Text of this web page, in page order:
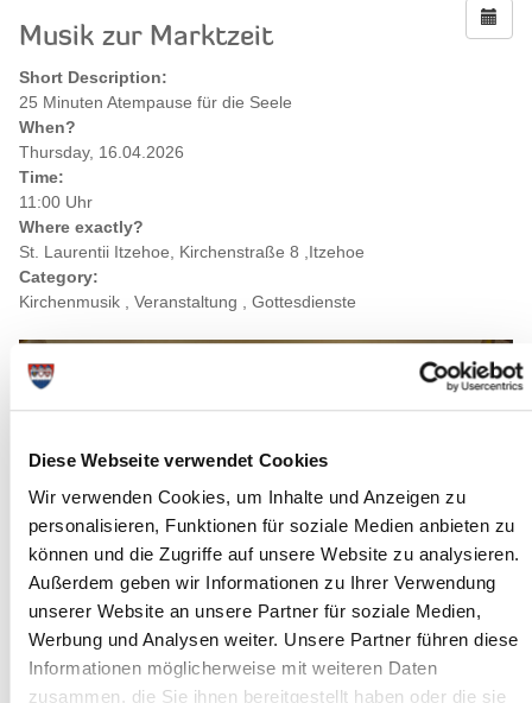
Diese Webseite verwendet Cookies
Wir verwenden Cookies, um Inhalte und Anzeigen zu
personalisieren, Funktionen für soziale Medien anbieten zu
können und die Zugriffe auf unsere Website zu analysieren.
Außerdem geben wir Informationen zu Ihrer Verwendung
unserer Website an unsere Partner für soziale Medien,
Werbung und Analysen weiter. Unsere Partner führen diese
Informationen möglicherweise mit weiteren Daten
zusammen, die Sie ihnen bereitgestellt haben oder die sie
Musik zur Marktzeit
Short Description:
25 Minuten Atempause für die Seele
When?
Thursday, 16.04.2026
Time:
11:00 Uhr
Where exactly?
St. Laurentii Itzehoe, Kirchenstraße 8 ,Itzehoe
Category:
Kirchenmusik , Veranstaltung , Gottesdienste
Source : Ev.-Luth. Innenstadtgemeinde Itzehoe